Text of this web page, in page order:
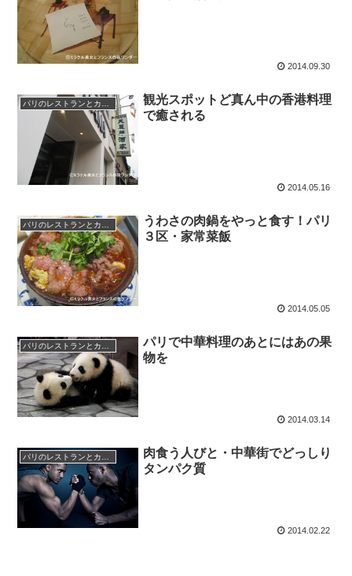
2014.09.30
パリのレストランとカフェ
観光スポットど真ん中の香港料理
で癒される
2014.05.16
パリのレストランとカフェ
うわさの肉鍋をやっと食す！パリ
３区・家常菜飯
2014.05.05
パリのレストランとカフェ
パリで中華料理のあとにはあの果
物を
2014.03.14
肉食う人びと・中華街でどっしり
タンパク質
2014.02.22